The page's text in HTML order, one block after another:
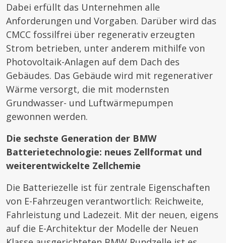
Dabei erfüllt das Unternehmen alle
Anforderungen und Vorgaben. Darüber wird das
CMCC fossilfrei über regenerativ erzeugten
Strom betrieben, unter anderem mithilfe von
Photovoltaik-Anlagen auf dem Dach des
Gebäudes. Das Gebäude wird mit regenerativer
Wärme versorgt, die mit modernsten
Grundwasser- und Luftwärmepumpen
gewonnen werden.
Die sechste Generation der BMW
Batterietechnologie: neues Zellformat und
weiterentwickelte Zellchemie
Die Batteriezelle ist für zentrale Eigenschaften
von E-Fahrzeugen verantwortlich: Reichweite,
Fahrleistung und Ladezeit. Mit der neuen, eigens
auf die E-Architektur der Modelle der Neuen